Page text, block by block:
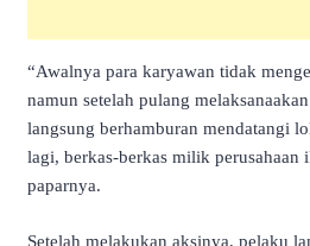
“Awalnya para karyawan tidak
namun setelah pulang
langsung berhamburan mendatangi
lagi, berkas-berkas milik perusahaan
paparnya.
Setelah melakukan aksinya, pelaku